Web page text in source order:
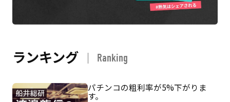
ランキング Ranking
パチンコの粗利率が5%下がりま
す。